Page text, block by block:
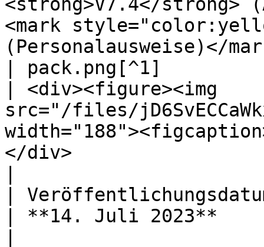
<mark
| pack.png[^1]
| <div><figure><img
src="/files/
</div>
|
| **14. Juli 2023**